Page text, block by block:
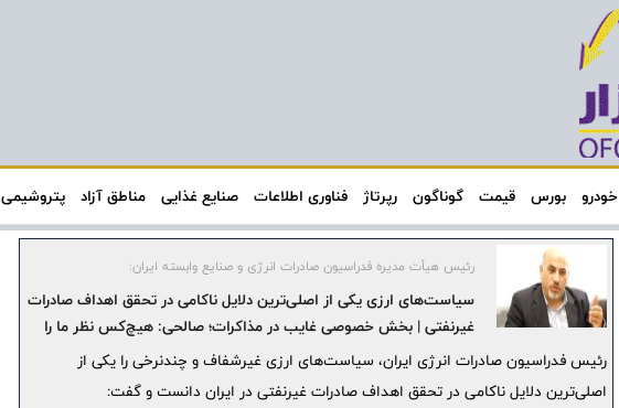
خودرو بورس قیمت گوناگون رپرتاژ فناوری اطلاعات صنایع غذایی مناطق آزاد پتروشیمی
رئیس هیأت مدیره فدراسیون صادرات انرژی و صنایع وابسته ایران:
سیاست‌های ارزی یکی از اصلی‌ترین دلایل ناکامی در تحقق اهداف صادرات
غیرنفتی | بخش خصوصی غایب در مذاکرات؛ صالحی: هیچ‌کس نظر ما را
نپرسید!
رئیس فدراسیون صادرات انرژی ایران، سیاست‌های ارزی غیرشفاف و چندنرخی را یکی از
اصلی‌ترین دلایل ناکامی در تحقق اهداف صادرات غیرنفتی در ایران دانست و گفت: